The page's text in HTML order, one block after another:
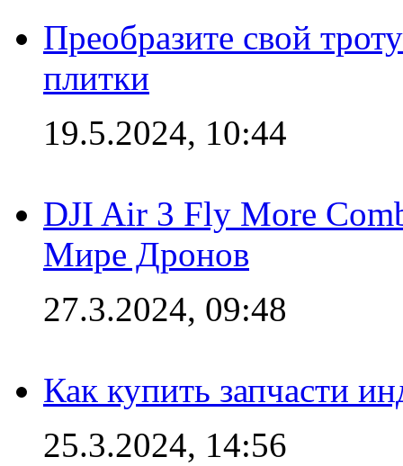
Преобразите свой
плитки
19.5.2024, 10:44
DJI Air 3 Fly More
Мире Дронов
27.3.2024, 09:48
Как купить запчасти
25.3.2024, 14:56